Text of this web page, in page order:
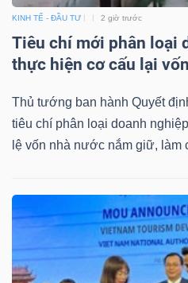
KINH TẾ - ĐẦU TƯ 2 giờ trước
Tiêu chí mới phân loại
thực hiện cơ cấu lại
Thủ tướng ban hành Quyết
tiêu chí phân loại doanh
lệ vốn nhà nước nắm giữ, làm